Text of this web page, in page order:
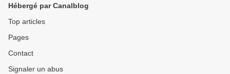
Hébergé par Canalblog
Top articles
Pages
Contact
Signaler un abus